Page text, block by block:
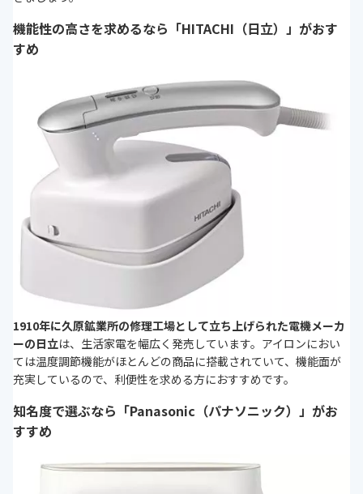
機能性の高さを求めるなら「HITACHI（日立）」がおす
すめ
1910年に久原鉱業所の修理工場として立ち上げられた電機メーカ
ーの日立は、生活家電を幅広く発売しています。アイロンにおい
ては温度調節機能がほとんどの商品に搭載されていて、機能面が
充実しているので、利便性を求める方におすすめです。
知名度で選ぶなら「Panasonic（パナソニック）」がお
すすめ